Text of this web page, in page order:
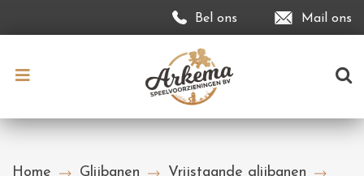
Bel ons Mail ons
Home Glijbanen
Vrijstaande glijbanen